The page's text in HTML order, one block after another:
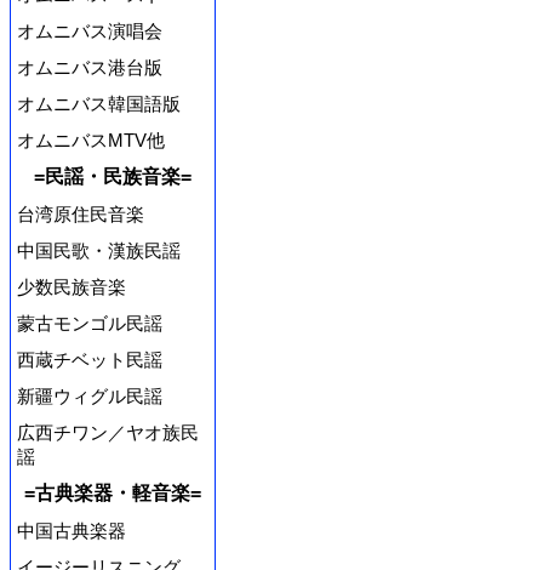
オムニバス演唱会
オムニバス港台版
オムニバス韓国語版
オムニバスMTV他
=民謡・民族音楽=
台湾原住民音楽
中国民歌・漢族民謡
少数民族音楽
蒙古モンゴル民謡
西蔵チベット民謡
新疆ウィグル民謡
広西チワン／ヤオ族民
謡
=古典楽器・軽音楽=
中国古典楽器